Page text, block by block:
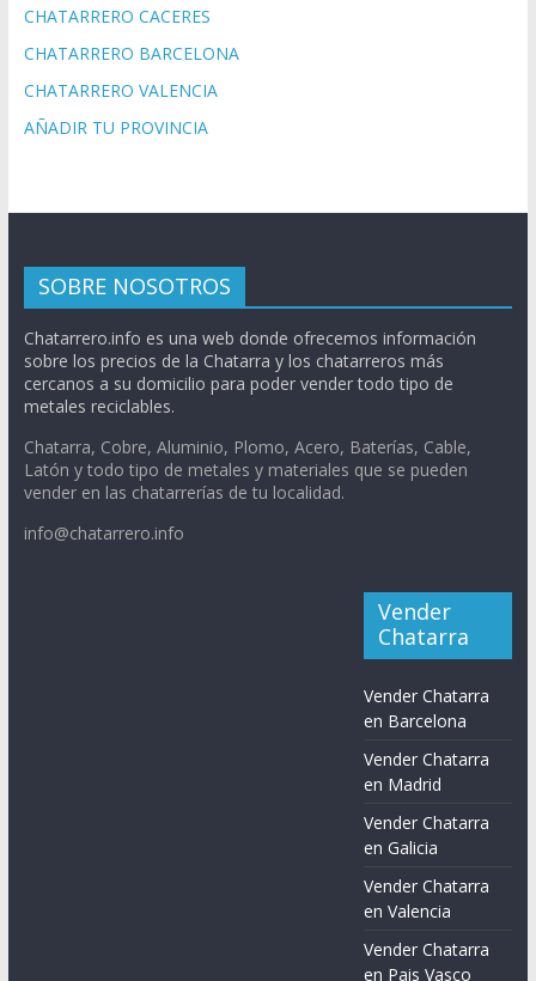
CHATARRERO CACERES
CHATARRERO BARCELONA
CHATARRERO VALENCIA
AÑADIR TU PROVINCIA
SOBRE NOSOTROS
Chatarrero.info es una web donde ofrecemos información
sobre los precios de la Chatarra y los chatarreros más
cercanos a su domicilio para poder vender todo tipo de
metales reciclables.
Chatarra, Cobre, Aluminio, Plomo, Acero, Baterías, Cable,
Latón y todo tipo de metales y materiales que se pueden
vender en las chatarrerías de tu localidad.
info@chatarrero.info
Vender
Chatarra
Vender Chatarra
en Barcelona
Vender Chatarra
en Madrid
Vender Chatarra
en Galicia
Vender Chatarra
en Valencia
Vender Chatarra
en Pais Vasco